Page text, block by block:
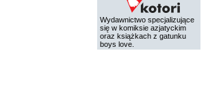
Wydawnictwo specjalizujące
się w komiksie azjatyckim
oraz książkach z gatunku
boys love.